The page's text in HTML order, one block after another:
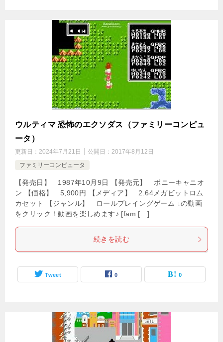
ウルティマ 恐怖のエクソダス（ファミリーコンピュ
ータ）
更新日： 2024年7月21日 公開日： 2017年8月12日
ファミリーコンピュータ
【発売日】 1987年10月9日 【発売元】 ポニーキャニオ
ン 【価格】 5,900円 【メディア】 2.64メガビットロム
カセット 【ジャンル】 ロールプレイングゲーム ↓の動画
をクリック！動画を楽しめます♪ [fam […]
続きを読む
Tweet 0 0